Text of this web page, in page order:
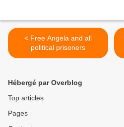
< Free Angela and all
political prisoners
Hébergé par Overblog
Top articles
Pages